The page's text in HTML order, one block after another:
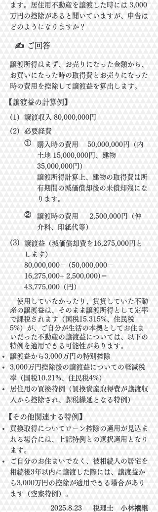
ます。居住用不動産を譲渡した時には 3,000
万円の控除があると聞いていますが、申告は
どのようになりますか？
✍ ご回答
譲渡所得はまず、お売りになった金額から、
お買いになった時の取得費とお売りになった
時の費用を控除して譲渡益を算出します。
【譲渡益の計算例】
(1)
譲渡収入 80,000,000円
(2)
必要経費
①
購入時の費用 50,000,000円（内
土地 15,000,000円、建物
35,000,000円）
譲渡所得計算上、建物の取得費は所
有期間の減価償却後の未償却残にな
ります。
②
譲渡時の費用 2,500,000円（仲
介料、印紙代等）
(3)
譲渡益（減価償却費を16,275,000円と
します）
80,000,000－ (50,000,000－
16,275,000+ 2,500,000)＝
43,775,000（円）
使用していなかったり、賃貸していた不動
産の譲渡益は、そのまま譲渡所得として定率
で課税されます（国税15.315%、住民税
5%）が、ご自分が生活の本拠としてお住ま
いだった不動産の譲渡益については、以下の
特例を適用できる可能性があります。
譲渡益から3,000万円の特別控除
3,000万円控除後の譲渡益についての軽減税
率（国税10.21%、住民税4%）
居住用の買換特例（買換資産取得費が譲渡収
入から控除され、課税繰延となる特例）
【その他関連する特例】
買換取得についてローン控除の適用が見込ま
れる場合には、上記特例との選択適用となり
ます。
ご自分のお住まいでなく、被相続人の居宅を
相続後3年以内に譲渡した際には、譲渡益か
ら3,000万円の控除が適用できる場合があり
ます（空家特例）。
2025.8.23 税理士 小林禧継